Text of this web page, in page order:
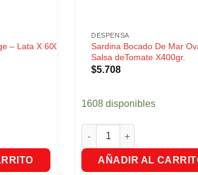
– Lata X 600
- Lata X 600 Gr. cantidad
DESPENSA
Sardina Bocado De Mar
Salsa deTomate X400gr.
$5.708
1608 disponibles
Sardina Bocado De Mar
AÑADIR AL